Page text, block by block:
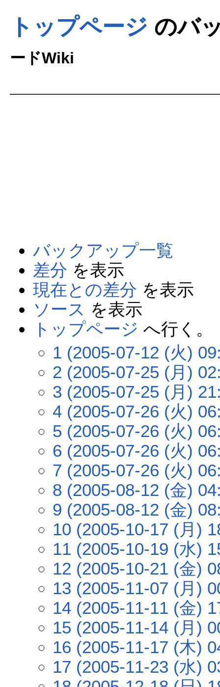
トップページ のバ
ードWiki
バックアップ一覧
差分 を表示
現在との差分 を表示
ソース を表示
トップページ へ行く。
1 (2005-07-12 (火)
2 (2005-07-25 (月)
3 (2005-07-25 (月)
4 (2005-07-26 (火)
5 (2005-07-26 (火)
6 (2005-07-26 (火)
7 (2005-07-26 (火)
8 (2005-08-12 (金)
9 (2005-08-12 (金)
10 (2005-10-17 (月)
11 (2005-10-19 (水)
12 (2005-10-21 (金)
13 (2005-11-07 (月)
14 (2005-11-11 (金)
15 (2005-11-14 (月)
16 (2005-11-17 (木)
17 (2005-11-23 (水)